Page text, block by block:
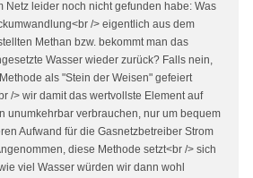
Netz leider noch nicht gefunden habe: Was
/> eigentlich aus dem
Methan bzw. bekommt man das
Wasser wieder zurück? Falls nein,
als "Stein der Weisen" gefeiert
/> wir damit das wertvollste Element auf
unumkehrbar verbrauchen, nur um bequem
Aufwand für die Gasnetzbetreiber Strom
diese Methode setzt<br /> sich
viel Wasser würden wir dann wohl